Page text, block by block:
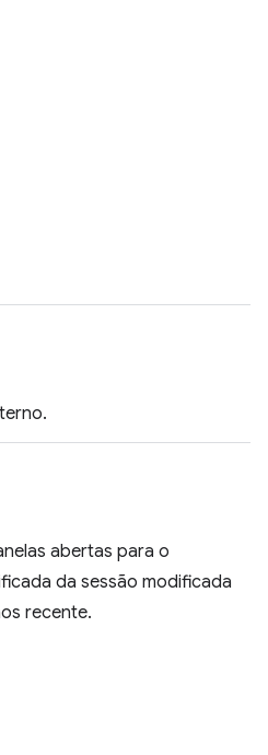
abertas para o
da sessão modificada
recente.